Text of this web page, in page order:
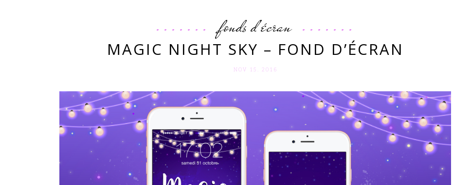
fonds d'écran
MAGIC NIGHT SKY – FOND D’ÉCRAN
NOV 15. 2016